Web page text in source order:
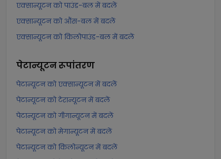
एक्सान्यूटन को पाउंड-बल में बदलें
एक्सान्यूटन को औंस-बल में बदलें
एक्सान्यूटन को किलोपाउंड-बल में बदलें
पेटान्यूटनरूपांतरण
पेटान्यूटन को एक्सान्यूटन में बदलें
पेटान्यूटन को टेरान्यूटन में बदलें
पेटान्यूटन को गीगान्यूटन में बदलें
पेटान्यूटन को मेगान्यूटन में बदलें
पेटान्यूटन को किलोन्यूटन में बदलें